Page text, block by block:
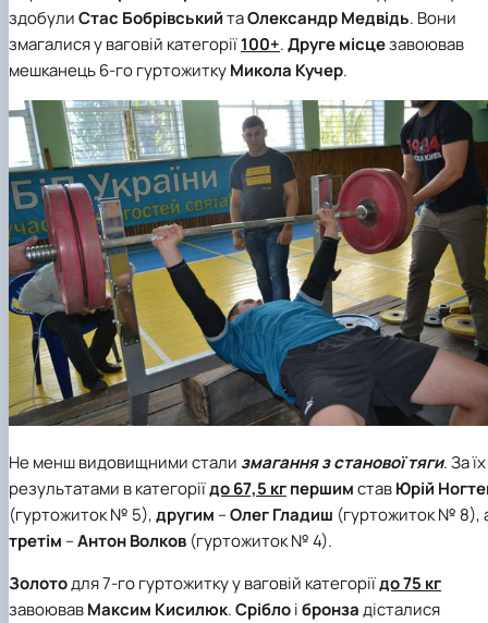
здобулиСтас БобрівськийтаОлександр Медвідь. Вони
змагалися у ваговій категорії100+.Друге місцезавоював
мешканець 6-го гуртожиткуМикола Кучер.
Не менш видовищними стали змагання з станової тяги. За їх
результатами в категоріїдо 67,5 кгпершимставЮрій
(гуртожиток № 5),другим –Олег Гладиш (гуртожиток № 8),
третім –Антон Волков (гуртожиток № 4).
Золотодля 7-го гуртожитку у ваговій категоріїдо 75 кг
завоювавМаксим Кисилюк.Сріблоібронзадісталися